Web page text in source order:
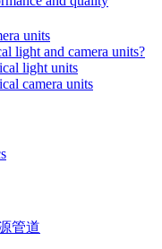
units
light and camera units?
light units
camera units
管道